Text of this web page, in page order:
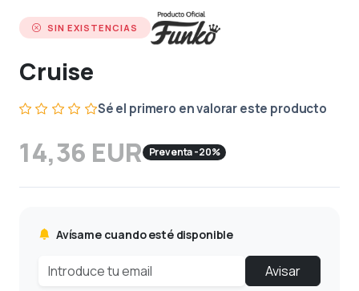
SIN EXISTENCIAS
Cruise
Sé el primero en valorar este producto
14,36 EUR Preventa -20%
Avísame cuando esté disponible
Avisar